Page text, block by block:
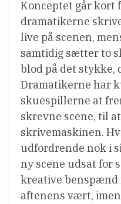
Konceptet går kort
dramatikerne
live på scenen,
samtidig sætter to
blod på det stykke,
Dramatikerne har
skuespillerne at
skrevne scene, til
skrivemaskinen.
udfordrende nok i
ny scene udsat for
kreative benspænd
aftenens vært,